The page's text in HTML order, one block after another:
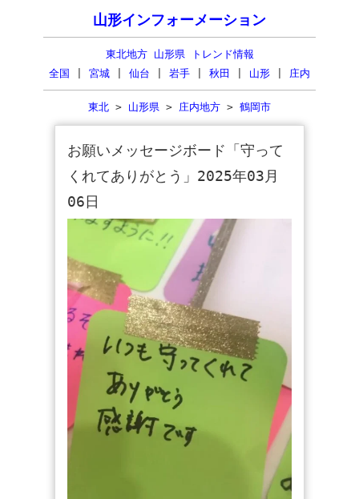
山形インフォーメーション
東北地方 山形県 トレンド情報
全国
宮城 仙台 岩手 秋田 山形 庄内
東北 > 山形県 > 庄内地方 > 鶴岡市
お願いメッセージボード「守って
くれてありがとう」2025年03月
06日